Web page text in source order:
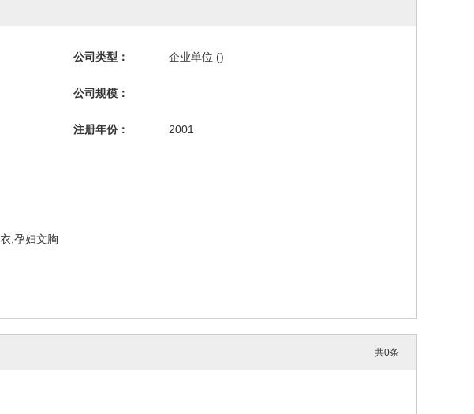
公司类型： 企业单位 ()
公司规模：
注册年份： 2001
,孕妇文胸
共0条